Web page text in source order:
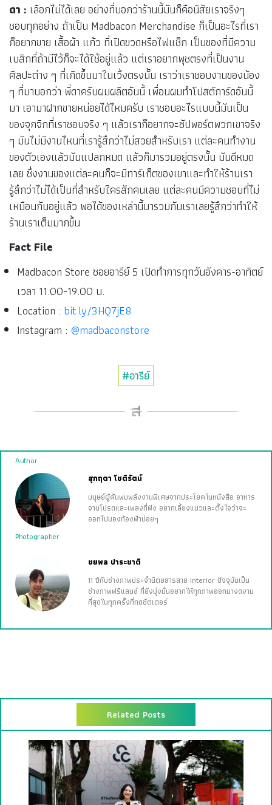
ดา : เลือกไม่ได้เลย อย่างที่บอกว่าร้านนี้มันก็คือนิสัยเราจริงๆ
ชอบทุกอย่าง ถ้าเป็น Madbacon Merchandise ก็เป็นอะไรที่เรา
ก็อยากขาย เสื้อผ้า แก้ว ที่เปิดขวดหรือไฟแช็ก เป็นของที่มีความ
เบสิกที่ถ้ามีไว้ก็จะได้ใช้อยู่แล้ว แต่เราอยากพุชตรงที่เป็นงาน
ศิลปะต่าง ๆ ที่เกิดขึ้นมาในเวิ้งตรงนั้น เราว่าเราชอบงานของน้อง
ๆ ที่มาบอกว่า พี่ดาครับผมผลิตอันนี้ เพื่อนผมทำโปสต์การ์ดอันนี้
มา เอามาฝากขายหน่อยได้ไหมครับ เราชอบอะไรแบบนี้มันเป็น
ของจุกจิกที่เราชอบจริง ๆ แล้วเราก็อยากจะซัปพอร์ตพวกเขาจริง
ๆ มันไม่มีงานไหนที่เรารู้สึกว่าไม่สวยสำหรับเรา แต่ละคนทำงาน
ของตัวเองแล้วมันแปลกหมด แล้วก็มารวมอยู่ตรงนั้น มันดีหมด
เลย ซึ่งงานของแต่ละคนก็จะมีทาร์เก็ตของเขาและทำให้ร้านเรา
รู้สึกว่าไม่ได้เป็นที่สำหรับใครสักคนเลย แต่ละคนมีความชอบที่ไม่
เหมือนกันอยู่แล้ว พอได้ของเหล่านี้มารวมกันเราเลยรู้สึกว่าทำให้
ร้านเราเต็มมากขึ้น
Fact File
Madbacon Store ซอยอารีย์ 5 เปิดทำการทุกวันอังคาร-อาทิตย์
เวลา 11.00-19.00 น.
Location : bit.ly/3HQ7jE8
Instagram : @madbaconstore
#อารีย์
Author
สุกฤตา โชติรัตน์
มนุษย์ผู้ค้นพบพลังงานพิเศษจากประโยคในหนังสือ อาหาร
จานโปรดและเพลงที่ฟัง อยากเลี้ยงแมวและตั้งใจว่าจะ
ออกไปมองท้องฟ้าบ่อยๆ
Photographer
ชยพล ปาระชาติ
11 ปีกับช่างภาพประจำนิตยสารสาย interior ปัจจุบันเป็น
ช่างภาพฟรีแลนซ์ ที่ยังมุ่งมั่นอยากให้ทุกภาพออกมางดงาม
ที่สุดในทุกครั้งที่กดชัตเตอร์
Related Posts